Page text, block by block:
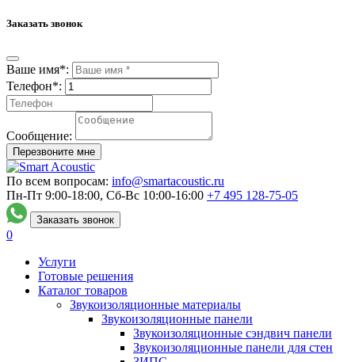
Заказать звонок
Ваше имя*:
Телефон*:
Сообщение:
Перезвоните мне
По всем вопросам: info@smartacoustic.ru
Пн-Пт 9:00-18:00, Сб-Вс 10:00-16:00 +7 495 128-75-05
Заказать звонок
0
Услуги
Готовые решения
Каталог товаров
Звукоизоляционные материалы
Звукоизоляционные панели
Звукоизоляционные сэндвич панели
Звукоизоляционные панели для стен